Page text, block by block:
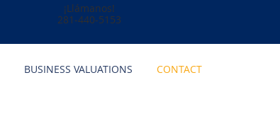
BUSINESS VALUATIONS CONTACT
¡Llámanos!
281-440-5153